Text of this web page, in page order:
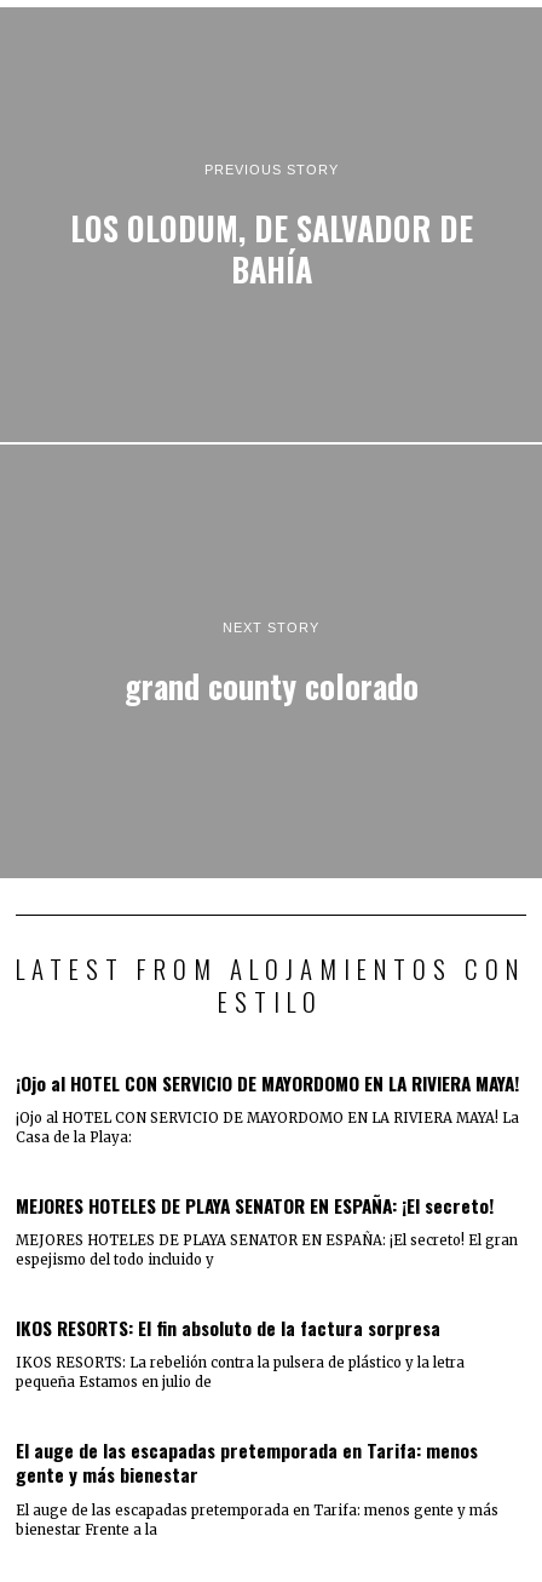
PREVIOUS STORY
LOS OLODUM, DE SALVADOR DE
BAHÍA
NEXT STORY
grand county colorado
LATEST FROM ALOJAMIENTOS CON
ESTILO
¡Ojo al HOTEL CON SERVICIO DE MAYORDOMO EN LA RIVIERA MAYA!
¡Ojo al HOTEL CON SERVICIO DE MAYORDOMO EN LA RIVIERA MAYA! La
Casa de la Playa:
MEJORES HOTELES DE PLAYA SENATOR EN ESPAÑA: ¡El secreto!
MEJORES HOTELES DE PLAYA SENATOR EN ESPAÑA: ¡El secreto! El gran
espejismo del todo incluido y
IKOS RESORTS: El fin absoluto de la factura sorpresa
IKOS RESORTS: La rebelión contra la pulsera de plástico y la letra
pequeña Estamos en julio de
El auge de las escapadas pretemporada en Tarifa: menos
gente y más bienestar
El auge de las escapadas pretemporada en Tarifa: menos gente y más
bienestar Frente a la